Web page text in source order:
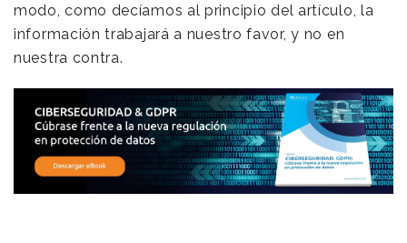
modo, como decíamos al principio del artículo, la
información trabajará a nuestro favor, y no en
nuestra contra.